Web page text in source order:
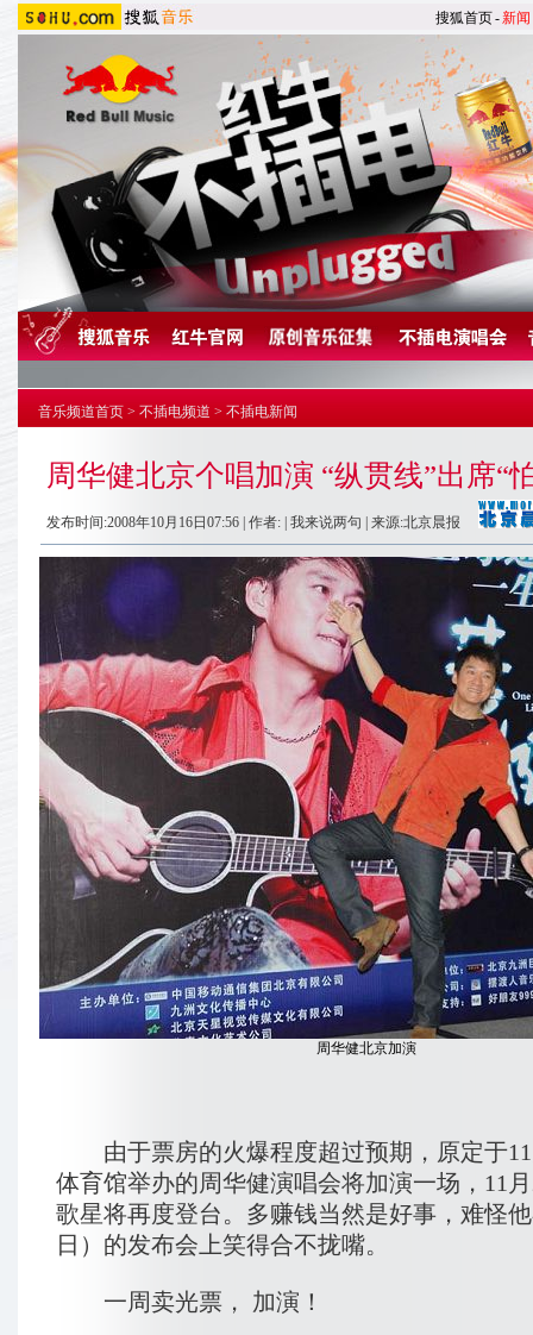
搜狐首页-新闻
音乐频道首页 > 不插电频道 > 不插电新闻
周华健北京个唱加演 “纵贯线”出席“
发布时间:2008年10月16日07:56 | 作者: | 我来说两句 | 来源:北京晨报
周华健北京加演
由于票房的火爆程度超过预期，原定于11
体育馆举办的周华健演唱会将加演一场，11
歌星将再度登台。多赚钱当然是好事，难怪
日）的发布会上笑得合不拢嘴。
一周卖光票， 加演！